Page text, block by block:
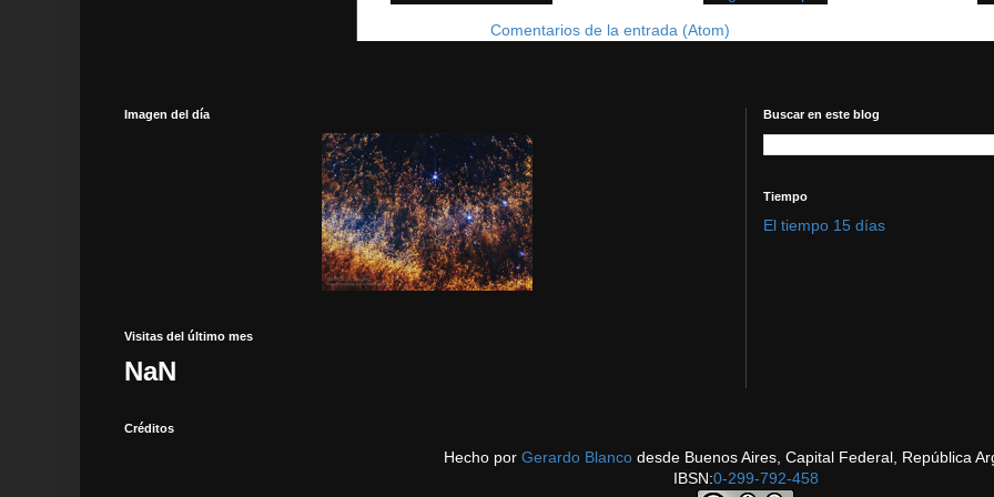
Comentarios de la entrada (Atom)
Imagen del día
Visitas del último mes
NaN
Buscar en este blog
Tiempo
El tiempo 15 días
Créditos
Hecho por Gerardo Blanco desde Buenos Aires, Capital Federal, República
IBSN:0-299-792-458